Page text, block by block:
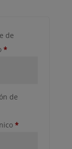
de
*
de
*